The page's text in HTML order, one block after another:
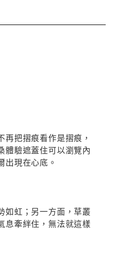
把摺痕看作是摺痕，
體驗遮蓋住可以瀏覽內
現在心底。
如虹；另一方面，草叢
息牽絆住，無法就這樣